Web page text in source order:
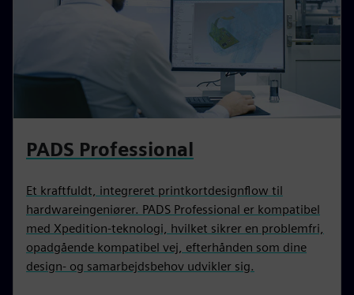
PADS Professional
Et kraftfuldt, integreret printkortdesignflow til
hardwareingeniører. PADS Professional er kompatibel
med Xpedition-teknologi, hvilket sikrer en problemfri,
opadgående kompatibel vej, efterhånden som dine
design- og samarbejdsbehov udvikler sig.